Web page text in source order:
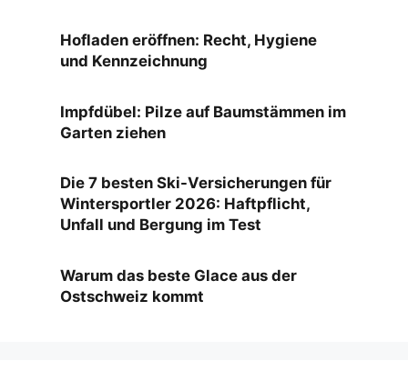
Hofladen eröffnen: Recht, Hygiene
und Kennzeichnung
Impfdübel: Pilze auf Baumstämmen im
Garten ziehen
Die 7 besten Ski-Versicherungen für
Wintersportler 2026: Haftpflicht,
Unfall und Bergung im Test
Warum das beste Glace aus der
Ostschweiz kommt